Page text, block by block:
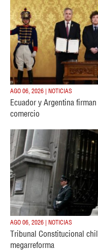
AGO 06, 2026 | NOTICIAS
Ecuador y Argentina
comercio
AGO 06, 2026 | NOTICIAS
Tribunal Constitucional
megarreforma